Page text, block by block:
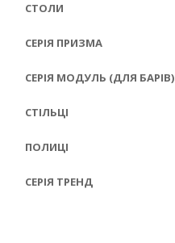
СТОЛИ
СЕРІЯ ПРИЗМА
СЕРІЯ МОДУЛЬ (ДЛЯ БАРІВ)
СТІЛЬЦІ
ПОЛИЦІ
СЕРІЯ ТРЕНД